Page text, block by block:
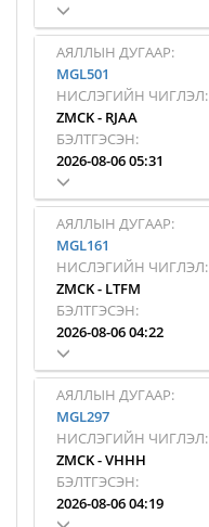
АЯЛЛЫН ДУГААР:
MGL501
НИСЛЭГИЙН ЧИГЛЭЛ:
ZMCK- RJAA
БЭЛТГЭСЭН:
2026-08-06 05:31
АЯЛЛЫН ДУГААР:
MGL161
НИСЛЭГИЙН ЧИГЛЭЛ:
ZMCK- LTFM
БЭЛТГЭСЭН:
2026-08-06 04:22
АЯЛЛЫН ДУГААР:
MGL297
НИСЛЭГИЙН ЧИГЛЭЛ:
ZMCK-VHHH
БЭЛТГЭСЭН:
2026-08-06 04:19